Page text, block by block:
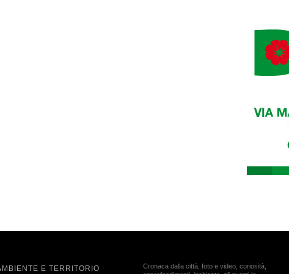
E TERRITORIO
Cronaca dalla città, foto e video, curiosità,